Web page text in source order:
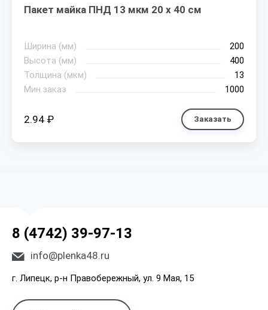
Пакет майка ПНД 13 мкм 20 х 40 см
Ширина (мм)
200
Высота (мм)
400
Толщина (мкм)
13
Мин.заказ
1000
2.94 ₽ Заказать
8 (4742) 39-97-13
info@plenka48.ru
г. Липецк, р-н Правобережный, ул. 9 Мая, 15